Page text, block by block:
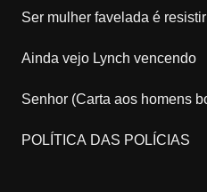
Ser mulher favelada é
Ainda vejo Lynch vencendo
Senhor (Carta aos homens
POLÍTICA DAS POLÍCIAS